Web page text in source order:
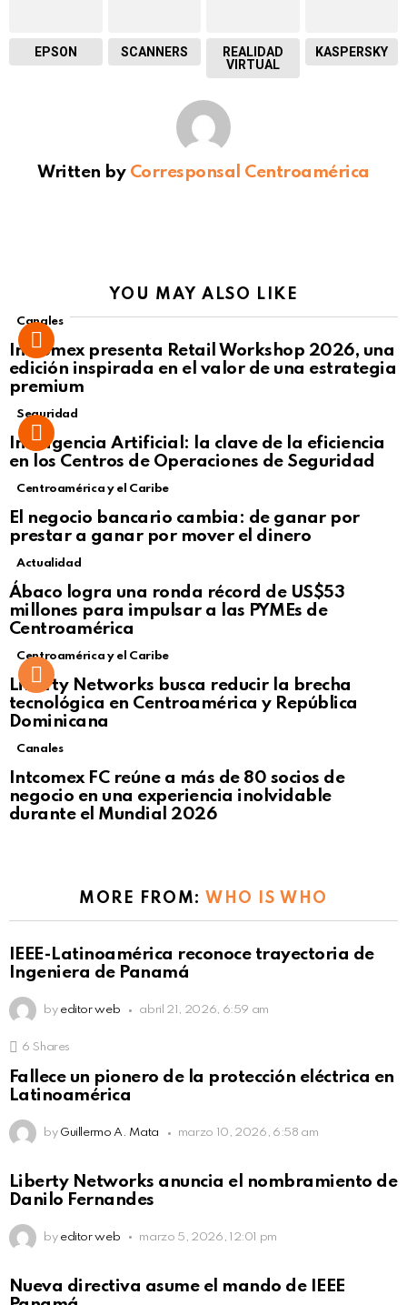
EPSON SCANNERS
REALIDAD
VIRTUAL
KASPERSKY
Written by Corresponsal Centroamérica
YOU MAY ALSO LIKE
Canales
Intcomex presenta Retail Workshop 2026, una
edición inspirada en el valor de una estrategia
premium
Seguridad
Inteligencia Artificial: la clave de la eficiencia
en los Centros de Operaciones de Seguridad
Centroamérica y el Caribe
El negocio bancario cambia: de ganar por
prestar a ganar por mover el dinero
Not Safe For Work
Click to view this post
Actualidad
Ábaco logra una ronda récord de US$53
millones para impulsar a las PYMEs de
Centroamérica
Centroamérica y el Caribe
Liberty Networks busca reducir la brecha
tecnológica en Centroamérica y República
Dominicana
Canales
Intcomex FC reúne a más de 80 socios de
negocio en una experiencia inolvidable
durante el Mundial 2026
MORE FROM: WHO IS WHO
IEEE-Latinoamérica reconoce trayectoria de
Ingeniera de Panamá
by editor web abril 21, 2026, 6:59 am
6 Shares
Fallece un pionero de la protección eléctrica en
Latinoamérica
by Guillermo A. Mata marzo 10, 2026, 6:58 am
Liberty Networks anuncia el nombramiento de
Danilo Fernandes
by editor web marzo 5, 2026, 12:01 pm
Nueva directiva asume el mando de IEEE